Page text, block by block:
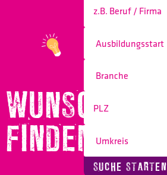
WUNSCHBERUF
FINDEN!
SUCHE STARTEN